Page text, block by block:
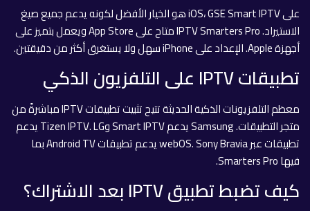
على iOS، GSE Smart IPTV هو الخيار الأفضل لكونه يدعم جميع صيغ
الاستيراد. IPTV Smarters Pro متاح على App Store ويعمل بتميز على
أجهزة Apple. الإعداد على iPhone سهل ولا يستغرق أكثر من دقيقتين.
تطبيقات IPTV على التلفزيون الذكي
معظم التلفزيونات الذكية الحديثة تتيح تثبيت تطبيقات IPTV مباشرةً من
متجر التطبيقات. Samsung يدعم Smart IPTV وTizen IPTV. LG يدعم
تطبيقات عبر webOS. Sony Bravia يدعم تطبيقات Android TV بما
فيها Smarters Pro.
كيف تضبط تطبيق IPTV بعد الاشتراك؟